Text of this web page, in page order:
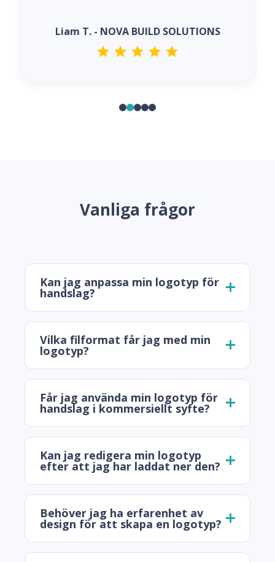
Liam T. - NOVA BUILD SOLUTIONS
Vanliga frågor
Kan jag anpassa min logotyp för
handslag?
Vilka filformat får jag med min
logotyp?
Får jag använda min logotyp för
handslag i kommersiellt syfte?
Kan jag redigera min logotyp
efter att jag har laddat ner den?
Behöver jag ha erfarenhet av
design för att skapa en logotyp?